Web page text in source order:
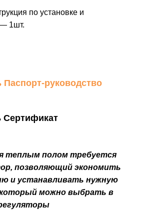
по установке и
— 1шт.
Паспорт-руководство
Сертификат
теплым полом требуется
позволяющий экономить
и устанавливать нужную
можно выбрать в